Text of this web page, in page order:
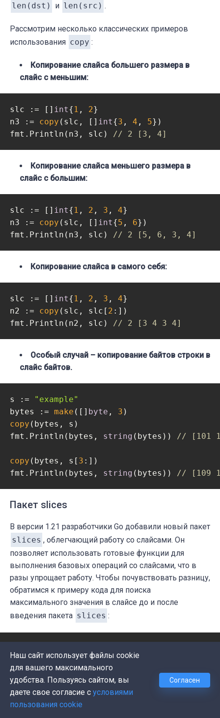
len(dst)
и len(src) .
Рассмотрим несколько классических примеров
использования copy :
Копирование слайса большего размера в
слайс с меньшим:
slc := [] int{ 1 , 2}
n3 := copy (slc, [] int{3 , 4 , 5})
fmt.Println(n3, slc) // 2 [3, 4]
Копирование слайса меньшего размера в
слайс с большим:
slc := [] int{ 1 , 2 , 3 , 4}
n3 := copy (slc, [] int{5 , 6})
fmt.Println(n3, slc) // 2 [5, 6, 3, 4]
Копирование слайса в самого себя:
slc := [] int{ 1 , 2 , 3 , 4}
n2 := copy (slc, slc[ 2 :])
fmt.Println(n2, slc) // 2 [3 4 3 4]
Особый случай – копирование байтов строки в
слайс байтов.
s :=
"example"
bytes := make ([] byte , 3
copy (bytes, s)
fmt.Println(bytes, string (bytes)) // [101
copy (bytes, s[ 3 :])
fmt.Println(bytes, string (bytes)) // [109
Пакет slices
В версии 1.21 разработчики Go добавили новый пакет
slices , облегчающий работу со слайсами. Он
позволяет использовать готовые функции для
выполнения базовых операций со слайсами, что в
разы упрощает работу. Чтобы почувствовать разницу,
обратимся к примеру кода для поиска
максимального значения в слайсе до и после
введения пакета slices :
slc := []int{5 , 9, 1, 100}
max := slc[0
for _, val := range slc {
if val > max {
		max = val
Наш сайт использует файлы cookie
для вашего максимального
удобства. Пользуясь сайтом, вы
даете свое согласие с условиями
пользования cookie
Согласен